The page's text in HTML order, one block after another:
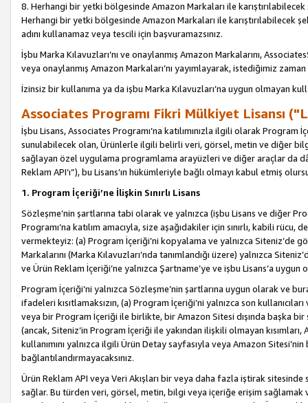
8. Herhangi bir yetki bölgesinde Amazon Markaları ile
Herhangi bir yetki bölgesinde Amazon Markaları ile karıştırılabilecek
adını kullanamaz veya tescili için başvuramazsınız.
İşbu Marka Kılavuzları’nı ve onaylanmış Amazon Markalarını,
veya onaylanmış Amazon Markaları’nı yayımlayarak, istediğimiz
İzinsiz bir kullanıma ya da işbu Marka Kılavuzları’na uygun olmayan
Associates Programı Fikri Mülkiyet Lisansı
İşbu Lisans, Associates Programı’na katılımınızla ilgili olarak Program
sunulabilecek olan, Ürünlerle ilgili belirli veri, görsel, metin ve diğer
sağlayan özel uygulama programlama arayüzleri ve diğer araçlar da
Reklam API’ı”), bu Lisans’ın hükümleriyle bağlı olmayı kabul etmiş
1. Program İçeriği’ne İlişkin Sınırlı Lisans
Sözleşme’nin şartlarına tabi olarak ve yalnızca (işbu Lisans ve diğer
Programı’na katılım amacıyla, size aşağıdakiler için sınırlı, kabili
vermekteyiz: (a) Program İçeriği’ni kopyalama ve yalnızca Siteniz’de
Markalarını (Marka Kılavuzları’nda tanımlandığı üzere) yalnızca
ve Ürün Reklam İçeriği’ne yalnızca Şartname’ye ve işbu Lisans’a
Program İçeriği’ni yalnızca Sözleşme’nin şartlarına uygun olarak ve
ifadeleri kısıtlamaksızın, (a) Program İçeriği’ni yalnızca son
veya bir Program İçeriği ile birlikte, bir Amazon Sitesi dışında başka
(ancak, Siteniz’in Program İçeriği ile yakından ilişkili olmayan
kullanımını yalnızca ilgili Ürün Detay sayfasıyla veya Amazon
bağlantılandırmayacaksınız.
Ürün Reklam API veya Veri Akışları bir veya daha fazla iştirak
sağlar. Bu türden veri, görsel, metin, bilgi veya içeriğe erişim sağlamak